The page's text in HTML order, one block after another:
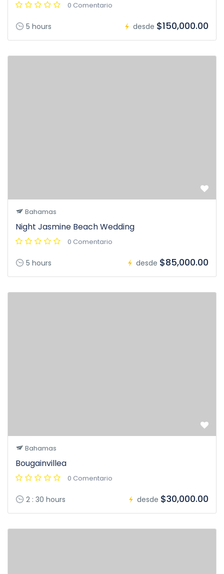
0 Comentario
5 hours desde $150,000.00
Bahamas
Night Jasmine Beach Wedding
0 Comentario
5 hours desde $85,000.00
Bahamas
Bougainvillea
0 Comentario
2 : 30 hours desde $30,000.00